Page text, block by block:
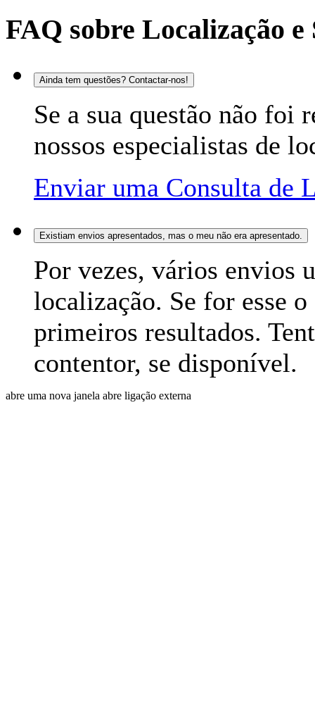
FAQ sobre Localização e
Ainda tem questões? Contactar-nos!
Se a sua questão não foi
nossos especialistas de
Enviar uma Consulta de
Existiam envios apresentados, mas o meu não era apresentado.
Por vezes, vários envios
localização. Se for esse o
primeiros resultados.
contentor, se disponível.
abre uma nova janela abre ligação externa